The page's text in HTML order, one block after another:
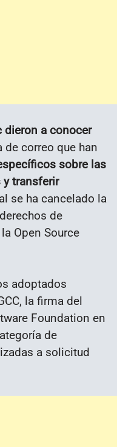
dieron a conocer
correo que han
sobre las
y transferir
se ha cancelado la
de
Open Source
adoptados
la firma del
Foundation en
de
a solicitud